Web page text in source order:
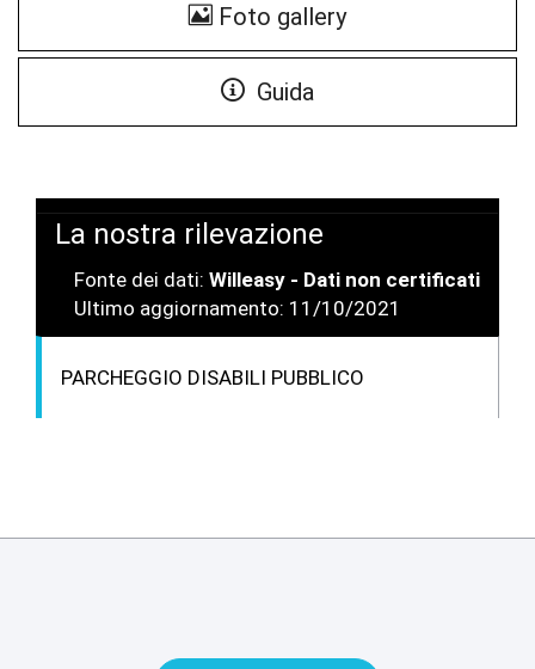
Foto gallery
Guida
La nostra rilevazione
Fonte dei dati: Willeasy - Dati non certificati
Ultimo aggiornamento: 11/10/2021
PARCHEGGIO DISABILI PUBBLICO